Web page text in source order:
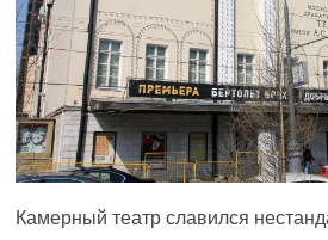
Камерный театр славился